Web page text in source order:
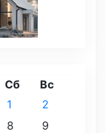
Сб Вс
1
2
8
9